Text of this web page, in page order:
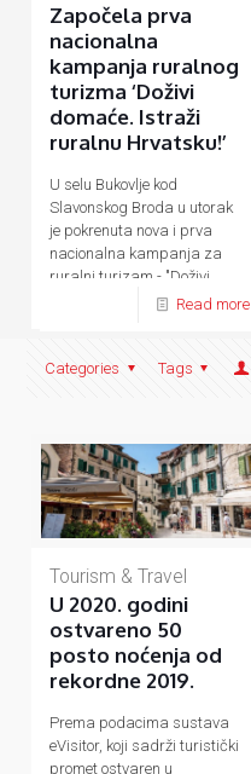
Započela prva
nacionalna
kampanja ruralnog
turizma ‘Doživi
domaće. Istraži
ruralnu Hrvatsku!’
U selu Bukovlje kod
Slavonskog Broda u utorak
je pokrenuta nova i prva
nacionalna kampanja za
ruralni turizam - "Doživi
Read more
Categories Tags
Tourism & Travel
U 2020. godini
ostvareno 50
posto noćenja od
rekordne 2019.
Prema podacima sustava
eVisitor, koji sadrži turistički
promet ostvaren u